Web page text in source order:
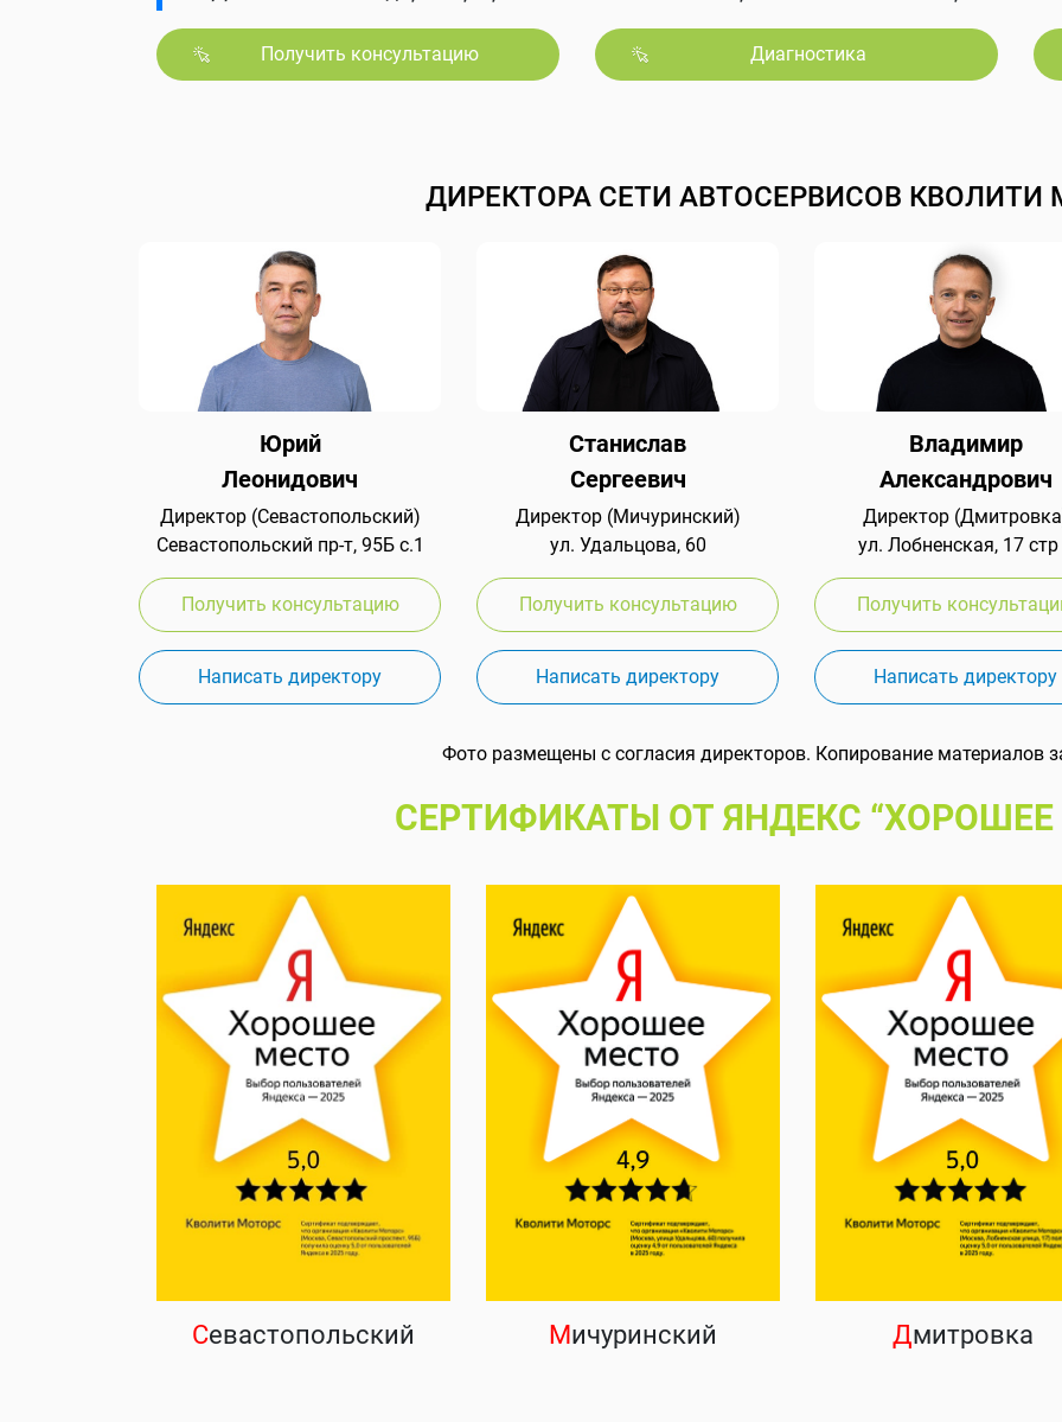
Получить консультацию Диагностика
ДИРЕКТОРА СЕТИ АВТОСЕРВИСОВ КВОЛИТИ
Юрий
Леонидович
Директор (Севастопольский)
Севастопольский пр-т, 95Б с.1
Получить консультацию
Написать директору
Станислав
Сергеевич
Директор (Мичуринский)
ул. Удальцова, 60
Получить консультацию
Написать директору
Владимир
Александрович
Директор
ул. Лобненская, 17 стр
Получить
Написать директору
Фото размещены с согласия директоров. Копирование материалов
СЕРТИФИКАТЫ ОТ ЯНДЕКС “ХОРОШЕЕ
Севастопольский Мичуринский Дмитровка